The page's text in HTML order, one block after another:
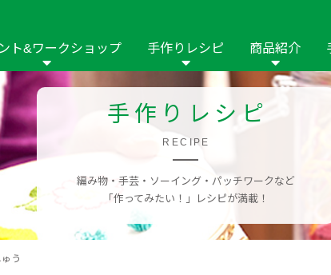
ト&ワークショップ
2023年
手作りレシピ
ーイング パッチワ
布の手芸
毛の手芸 刺しゅう
商品紹介
商品名
フリー
ング用品 ソーメニュ パッチワーク
修用品 おなま
その他の手作りナビ
手作りレシピ
RECIPE
編み物・手芸・ソーイング・パッチワークなど
「作ってみたい！」レシピが満載！
う